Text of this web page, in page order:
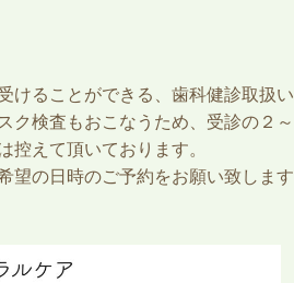
けることができる、歯科健診取扱い
ク検査もおこなうため、受診の２
控えて頂いております。
望の日時のご予約をお願い致します